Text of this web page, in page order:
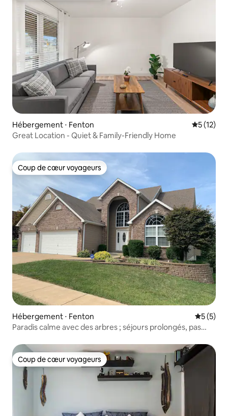
Hébergement ⋅ Fenton
5 (12)
Great Location - Quiet & Family-Friendly Home
Coup de cœur voyageurs
Coup de cœur voyageurs
Hébergement ⋅ Fenton
5 (5)
Paradis calme avec des arbres ; séjours prolongés, pas
Coup de cœur voyageurs
Coup de cœur voyageurs